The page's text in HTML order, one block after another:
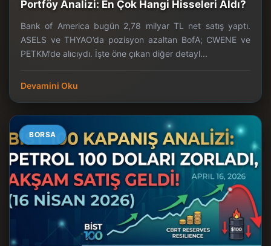
Portföy Analizi: En Çok Hangi Hisseleri Aldı?
Bank of America bugün 2,78 milyar TL net satış yaptı.
ASELS ve THYAO’da pozisyon azaltan BofA; CWENE ve
PETKM’de alıcıydı. İşte öne çıkan diğer detayl...
Devamini Oku
BORSA